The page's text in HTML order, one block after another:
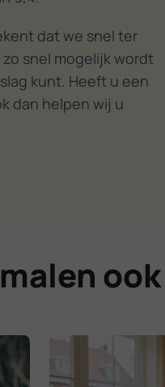
dat we snel ter
snel mogelijk wordt
kunt. Heeft u een
dan helpen wij u